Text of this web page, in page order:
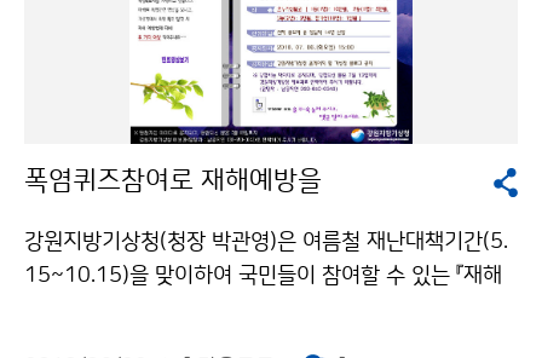
저기압의 영향으로 많은 비가 올 때가 있겠다. 기온은 평
년과 비슷하겠고, 강수량은 평년보다 많겠다. 9월에는 북
태평양고기압의 세력이 유지되면서 고온 현상이 나타날
때가 있겠으며, 기온은 평년보다 높겠음. 강수량은 평년과
따라 많은 비가 오겠다. 평 균 기 온 강 수 량 7월 평년
음 8월 평년(19~27℃)과 비슷하겠음 평년(174~375
㎜)보다 많겠음 9월 평년(14~23℃)보다 높겠음 평년(11
폭염퀴즈참여로 재해예방을
강원지방기상청(청장 박관영)은 여름철 재난대책기간(5.
15~10.15)을 맞이하여 국민들이 참여할 수 있는 『재해